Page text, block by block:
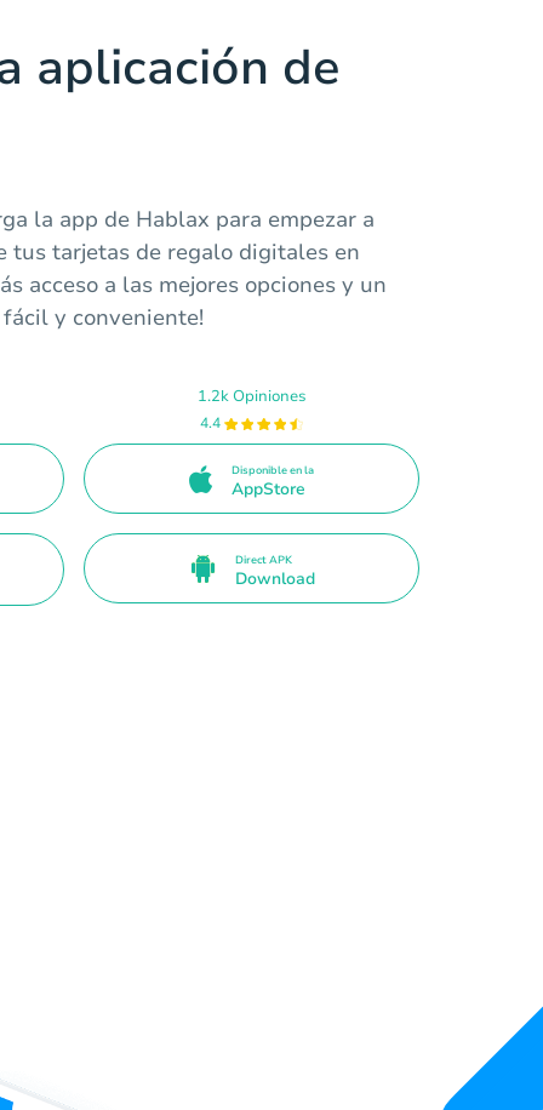
aplicación de
la app de Hablax para empezar a
tus tarjetas de regalo digitales en
acceso a las mejores opciones y un
fácil y conveniente!
1.2k Opiniones
4.4
Disponible en la
AppStore
Direct APK
Download